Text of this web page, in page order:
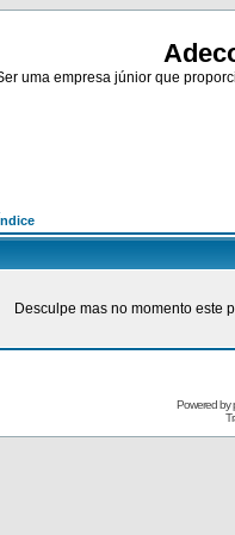
uma empresa júnior que
Desculpe mas no momento este
Powered by